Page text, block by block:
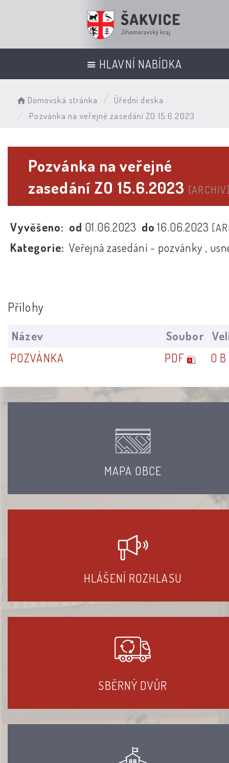
HLAVNÍ NABÍDKA
Domovská stránka
Úřední deska
Pozvánka na veřejné zasedání ZO 15.6.2023
Pozvánka na veřejné
zasedání ZO 15.6.2023
Vyvěšeno: od 01.06.2023 do16.06.2023
Kategorie: Veřejná zasedání - pozvánky ,
Přílohy
Název Soubor
POZVÁNKA
PDF 0 B
MAPA OBCE
HLÁŠENÍ ROZHLASU
SBĚRNÝ DVŮR